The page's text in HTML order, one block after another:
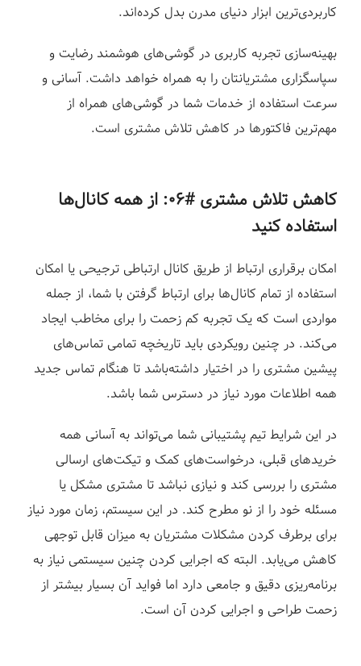
کاربردی‌ترین ابزار دنیای مدرن بدل کرده‌اند.
بهینه‌سازی تجربه کاربری در گوشی‌های هوشمند رضایت و
سپاسگزاری مشتریانتان را به همراه خواهد داشت. آسانی و
سرعت استفاده از خدمات شما در گوشی‌های همراه از
مهم‌ترین فاکتورها در کاهش تلاش مشتری است.
کاهش تلاش مشتری #۰۶:
از همه کانال‌ها
استفاده کنید
امکان برقراری ارتباط از طریق کانال ارتباطی ترجیحی یا امکان
استفاده از تمام کانال‌ها برای ارتباط گرفتن با شما، از جمله
مواردی است که یک تجربه کم زحمت را برای مخاطب ایجاد
می‌کند. در چنین رویکردی باید تاریخچه تمامی تماس‌های
پیشین مشتری را در اختیار داشته‌باشد تا هنگام تماس جدید
همه اطلاعات مورد نیاز در دسترس شما باشد.
در این شرایط تیم پشتیبانی شما می‌تواند به آسانی همه
خریدهای قبلی، درخواست‌های کمک و تیکت‌های ارسالی
مشتری را بررسی کند و نیازی نباشد تا مشتری مشکل یا
مسئله خود را از نو مطرح کند. در این سیستم، زمان مورد نیاز
برای برطرف کردن مشکلات مشتریان به میزان قابل توجهی
کاهش می‌یابد. البته که اجرایی کردن چنین سیستمی نیاز به
برنامه‌ریزی دقیق و جامعی دارد اما فواید آن بسیار بیشتر از
زحمت طراحی و اجرایی کردن آن است.